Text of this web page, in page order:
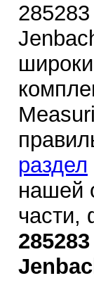
раздел
нашей
части,